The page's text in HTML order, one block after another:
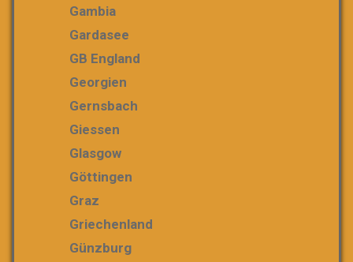
Gambia
Gardasee
GB England
Georgien
Gernsbach
Giessen
Glasgow
Göttingen
Graz
Griechenland
Günzburg